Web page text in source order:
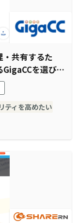
・共有するた
を選びま
ティを高めたい